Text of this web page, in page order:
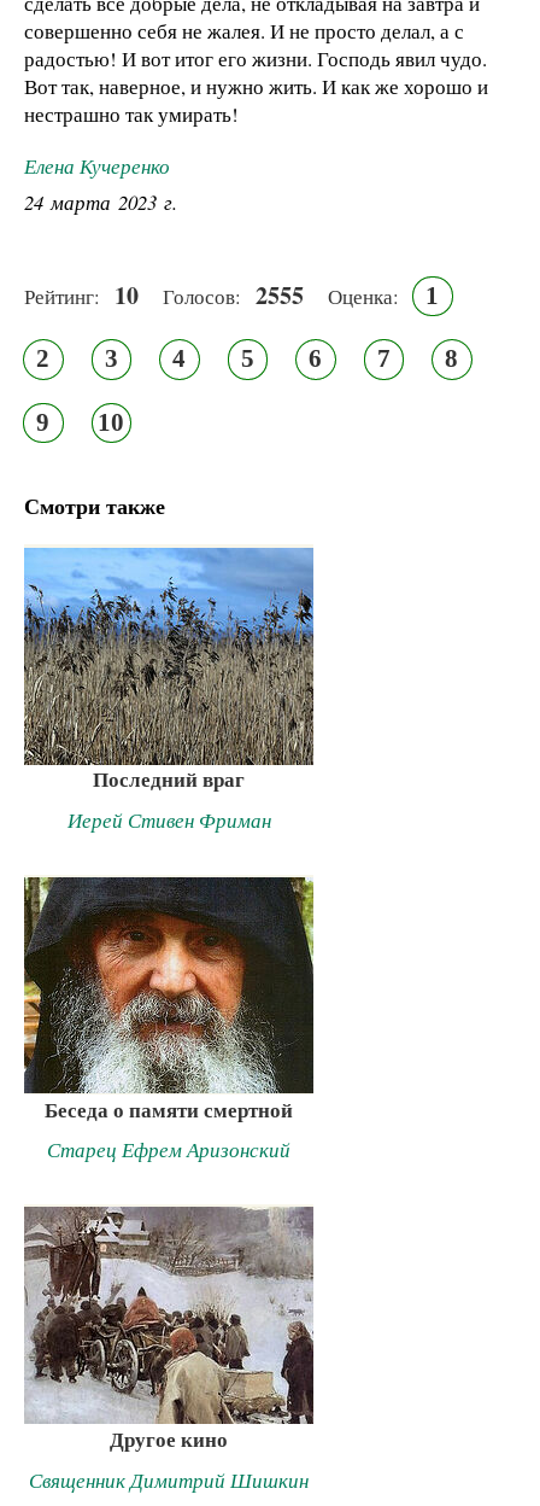
совершенно себя не жалея. И не просто делал, а с
радостью! И вот итог его жизни. Господь явил чудо.
Вот так, наверное, и нужно жить. И как же хорошо и
нестрашно так умирать!
Елена Кучеренко
24 марта 2023 г.
Рейтинг: 10 Голосов: 2555 Оценка: 1
2 3 4 5 6 7 8
9 10
Смотри также
Последний враг
Иерей Стивен Фриман
Беседа о памяти смертной
Старец Ефрем Аризонский
Другое кино
Священник Димитрий Шишкин